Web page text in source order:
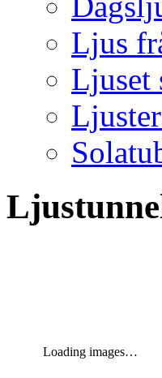
Ljus
Ljuset
Loading images…